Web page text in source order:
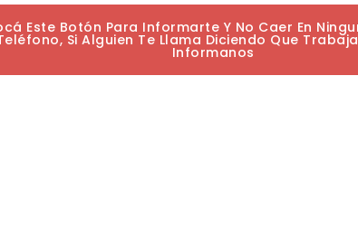
Este Botón Para Informarte Y No Caer En
Si Alguien Te Llama Diciendo Que
Informanos